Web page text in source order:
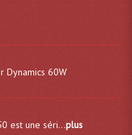
L100V
100v)
100V 4-8 Ohm
16 - 8 Ohm)
Dynamics 60W
est une séri...plus